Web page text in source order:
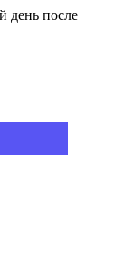
день после